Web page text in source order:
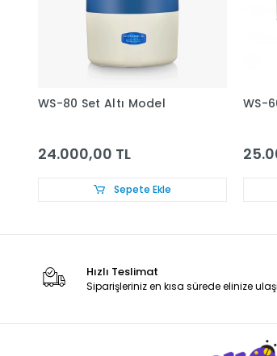
WS-80 Set Altı Model
24.000,00 TL
Sepete Ekle
WS-
Hızlı Teslimat
Siparişleriniz en kısa sürede elinize